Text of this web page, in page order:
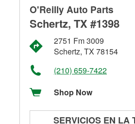
O'Reilly Auto Parts
Schertz, TX #1398
2751 Fm 3009
Schertz, TX 78154
(210) 659-7422
Shop Now
SERVICIOS EN LA